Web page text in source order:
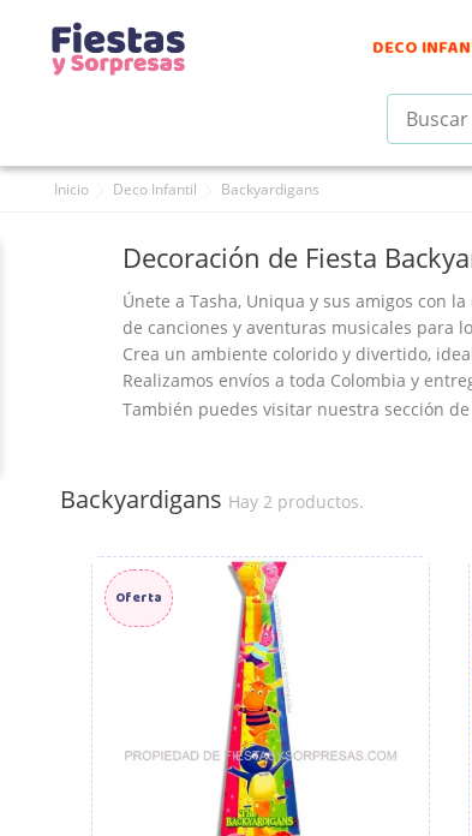
DECO
Inicio Deco Infantil Backyardigans
Decoración de Fiesta
Únete a Tasha, Uniqua y sus amigos con la
de canciones y aventuras musicales para
Crea un ambiente colorido y divertido,
Realizamos envíos a toda Colombia y
También puedes visitar nuestra sección de
Backyardigans Hay 2 productos.
Oferta